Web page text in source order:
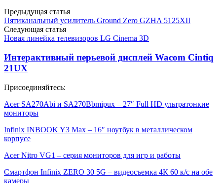
Предыдущая статья
Пятиканальный усилитель Ground Zero GZHA 5125XII
Следующая статья
Новая линейка тeлевизоров LG Cinema 3D
Интерактивный перьевой дисплей Wacom Cintiq
21UX
Присоединяйтесь:
Acer SA270Abi и SA270Bbmipux – 27″ Full HD ультратонкие
мониторы
Infinix INBOOK Y3 Max – 16″ ноутбук в металлическом
корпусе
Acer Nitro VG1 – серия мониторов для игр и работы
Смартфон Infinix ZERO 30 5G – видеосъемка 4К 60 к/с на обе
камеры